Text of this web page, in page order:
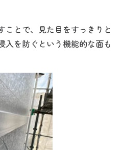
ことで、見た目をすっきりと
入を防ぐという機能的な面も